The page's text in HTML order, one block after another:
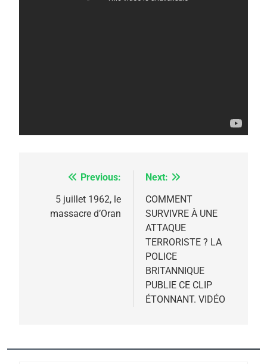
NavigationPrevious:
5 juillet 1962, le
massacre d’Oran
Next:
COMMENT
SURVIVRE À UNE
ATTAQUE
TERRORISTE ? LA
POLICE
BRITANNIQUE
PUBLIE CE CLIP
ÉTONNANT. VIDÉO
meurtrière selon le
rapport d’ADL contre
l’antisémitisme
ISRAÉL
FIÈRE, DIGNE ET RÉSILIENTE :
POURQUOI JE REVENDIQUE
MA JUDAÏTE par Thérèse
JUDAISME
CE QUI NOUS MANQUE –